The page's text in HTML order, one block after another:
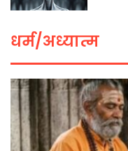
धर्म/अध्यात्म